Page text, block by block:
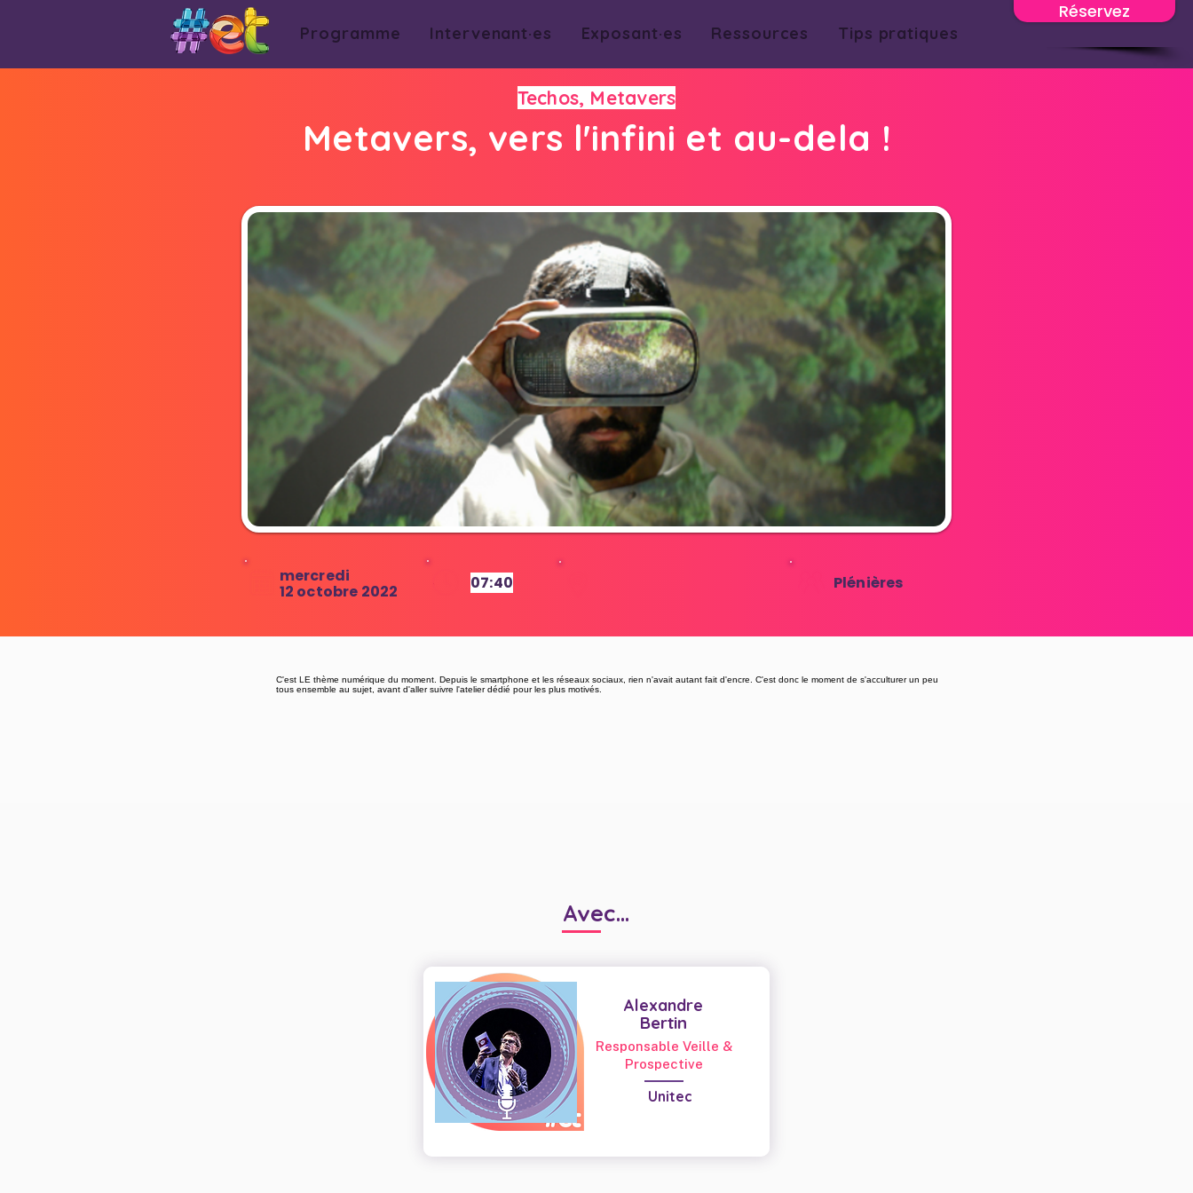
Réservez
Programme Intervenant·es Exposant·es Ressources Tips pratiques
Techos, Metavers
Metavers, vers l'infini et au-dela !
12 octobre 2022
mercredi 07:40 Plénières
C'est LE thème numérique du moment. Depuis le smartphone et les réseaux sociaux, rien n'avait autant fait d'encre. C'est donc le moment de s'acculturer un peu
tous ensemble au sujet, avant d'aller suivre l'atelier dédié pour les plus motivés.
Avec...
Alexandre
Bertin
Responsable Veille &
Prospective
Unitec